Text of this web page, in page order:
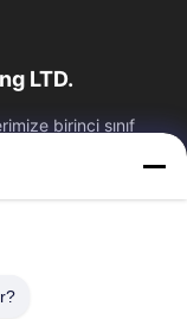
LTD.
birinci sınıf
çözümleri